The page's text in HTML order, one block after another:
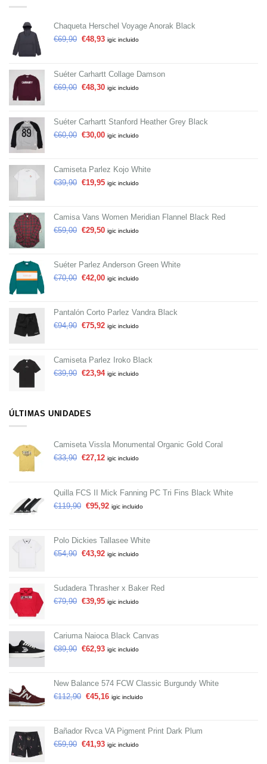
Chaqueta Herschel Voyage Anorak Black
€69,90 €48,93 igic incluido
Suéter Carhartt Collage Damson
€69,00 €48,30 igic incluido
Suéter Carhartt Stanford Heather Grey Black
€60,00 €30,00 igic incluido
Camiseta Parlez Kojo White
€39,90 €19,95 igic incluido
Camisa Vans Women Meridian Flannel Black Red
€59,00 €29,50 igic incluido
Suéter Parlez Anderson Green White
€70,00 €42,00 igic incluido
Pantalón Corto Parlez Vandra Black
€94,90 €75,92 igic incluido
Camiseta Parlez Iroko Black
€39,90 €23,94 igic incluido
ÚLTIMAS UNIDADES
Camiseta Vissla Monumental Organic Gold Coral
€33,90 €27,12 igic incluido
Quilla FCS II Mick Fanning PC Tri Fins Black White
€119,90 €95,92 igic incluido
Polo Dickies Tallasee White
€54,90 €43,92 igic incluido
Sudadera Thrasher x Baker Red
€79,90 €39,95 igic incluido
Cariuma Naioca Black Canvas
€89,90 €62,93 igic incluido
New Balance 574 FCW Classic Burgundy White
€112,90 €45,16 igic incluido
Bañador Rvca VA Pigment Print Dark Plum
€59,90 €41,93 igic incluido